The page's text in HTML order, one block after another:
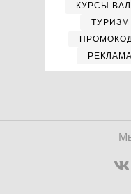
КУРСЫ
ТУРИЗМ